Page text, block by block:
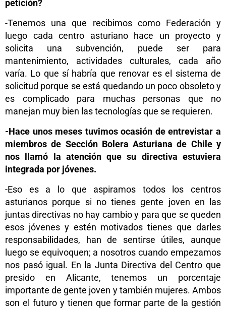
petición?
-Tenemos una que recibimos como Federación y
luego cada centro asturiano hace un proyecto y
solicita una subvención, puede ser para
mantenimiento, actividades culturales, cada año
varía. Lo que sí habría que renovar es el sistema de
solicitud porque se está quedando un poco obsoleto y
es complicado para muchas personas que no
manejan muy bien las tecnologías que se requieren.
-Hace unos meses tuvimos ocasión de entrevistar a
miembros de Sección Bolera Asturiana de Chiley
nos llamó la atención que su directiva estuviera
integrada por jóvenes.
-Eso es a lo que aspiramos todos los centros
asturianos porque si no tienes gente joven en las
juntas directivas no hay cambio y para que se queden
esos jóvenes y estén motivados tienes que darles
responsabilidades, han de sentirse útiles, aunque
luego se equivoquen; a nosotros cuando empezamos
nos pasó igual. En la Junta Directiva del Centro que
presido en Alicante, tenemos un porcentaje
importante de gente joven y también mujeres. Ambos
son el futuro y tienen que formar parte de la gestión